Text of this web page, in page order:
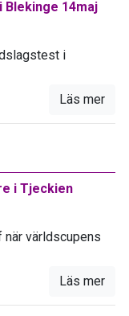
14maj
i
Läs mer
i Tjeckien
världscupens
Läs mer